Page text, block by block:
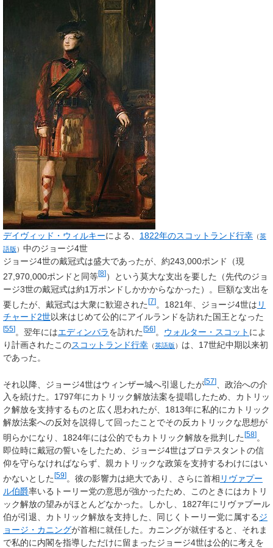
デイヴィッド・ウィルキーによる、 1822年のスコットランド行幸 （英
語版 ） 中のジョージ4世
ジョージ4世の戴冠式は盛大であったが、約243,000ポンド（現
27,970,000ポンドと同等[8] ）という莫大な支出を要した（先代のジョ
ージ3世の戴冠式は約1万ポンドしかかからなかった）。巨額な支出を
要したが、戴冠式は大衆に歓迎された[7]。1821年、ジョージ4世は リ
チャード2世以来はじめて公的にアイルランドを訪れた国王となった
[55] 。翌年にはエディンバラを訪れた [56] 。 ウォルター・スコット によ
り計画されたこのスコットランド行幸 （英語版 ） は、17世紀中期以来初
であった。
それ以降、ジョージ4世はウィンザー城へ引退したが[57]
、政治への介
入を続けた。1797年にカトリック解放法案を提唱したため、カトリッ
ク解放を支持するものと広く思われたが、1813年に私的にカトリック
解放法案への反対を説得して回ったことでその反カトリックな思想が
明らかになり、1824年には公的でもカトリック解放を批判した [58] 。
即位時に戴冠の誓いをしたため、ジョージ4世はプロテスタントの信
仰を守らなければならず、親カトリックな政策を支持するわけにはい
かないとした[59]。彼の影響力は絶大であり、さらに首相 リヴァプー
ル伯爵率いるトーリー党の意思が強かったため、このときにはカトリ
ック解放の望みがほとんどなかった。しかし、1827年にリヴァプール
伯が引退、カトリック解放を支持した、同じくトーリー党に属するジ
ョージ・カニングが首相に就任した。カニングが就任すると、それま
で私的に内閣を指導しただけに留まったジョージ4世は公的に考えを